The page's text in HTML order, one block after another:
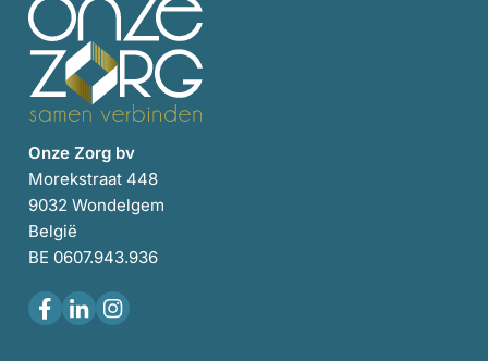
Onze Zorg bv
Morekstraat 448
9032 Wondelgem
België
BE 0607.943.936